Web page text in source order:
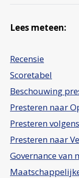
Lees meteen:
Recensie
Scoretabel
Beschouwing
Presteren naar
Presteren
Presteren naar
Governance van